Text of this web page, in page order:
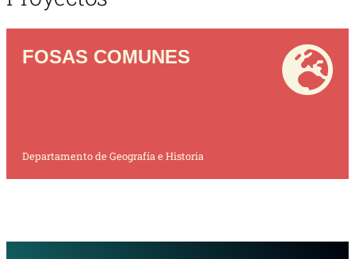
FOSAS COMUNES
Departamento de Geografía e Historia